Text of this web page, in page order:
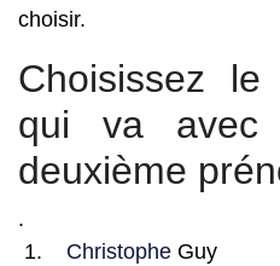
choisir.
Choisissez
qui va avec
deuxième
.
Christophe Guy